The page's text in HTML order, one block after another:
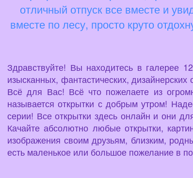
отличный отпуск все вместе и
вместе по лесу, просто круто
Здравствуйте! Вы находитесь в галерее
изысканных, фантастических,
Всё для Вас! Всё что пожелаете из
называется открытки с добрым утром!
серии! Все открытки здесь онлайн и они
Качайте абсолютно любые открытки,
изображения своим друзьям, близким,
есть маленькое или большое пожелание в